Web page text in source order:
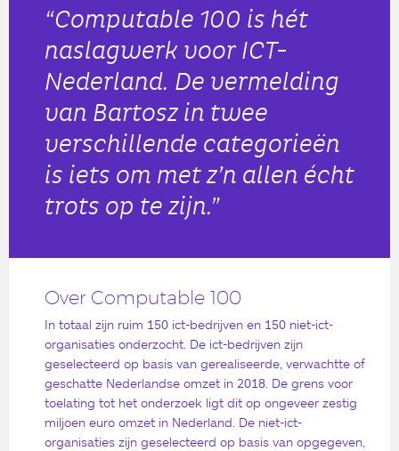
“Computable 100 is hét
naslagwerk voor ICT-
Nederland. De vermelding
van Bartosz in twee
verschillende categorieën
is iets om met z’n allen écht
trots op te zijn.”
Over Computable 100
In totaal zijn ruim 150 ict-bedrijven en 150 niet-ict-
organisaties onderzocht. De ict-bedrijven zijn
geselecteerd op basis van gerealiseerde, verwachtte of
geschatte Nederlandse omzet in 2018. De grens voor
toelating tot het onderzoek ligt dit op ongeveer zestig
miljoen euro omzet in Nederland. De niet-ict-
organisaties zijn geselecteerd op basis van opgegeven,